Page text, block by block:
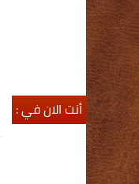
أنت الان في :